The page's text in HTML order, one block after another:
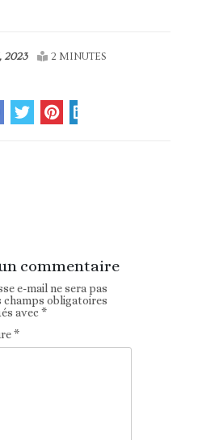
2023
2 MINUTES
commentaire
e-mail ne sera pas
champs obligatoires
avec*
*